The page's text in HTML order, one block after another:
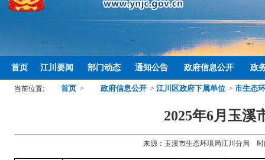
首页 江川要闻 部门动态 通知公告 政府信息公开 政
当前位置: 首页 > 政府信息公开 > 江川区政府下属单位 > 市生态
2025年6月玉溪
来源：玉溪市生态环境局江川分局 时